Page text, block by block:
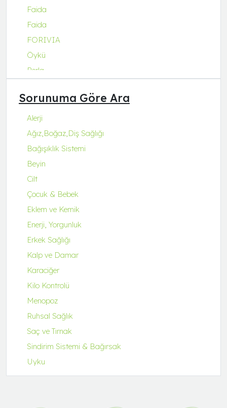
Faida
Faida
FORIVIA
Öykü
Perla
Q-Collagen
Q-Fit
Q-MENA
Q-UZU
ROBİN&ODİN
Sorunuma Göre Ara
Alerji
Ağız,Boğaz,Diş Sağlığı
Bağışıklık Sistemi
Beyin
Cilt
Çocuk & Bebek
Eklem ve Kemik
Enerji, Yorgunluk
Erkek Sağlığı
Kalp ve Damar
Karaciğer
Kilo Kontrolü
Menopoz
Ruhsal Sağlık
Saç ve Tırnak
Sindirim Sistemi & Bağırsak
Uyku